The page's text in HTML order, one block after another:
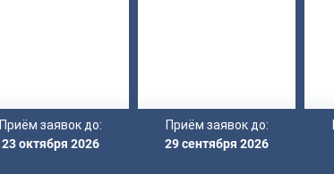
Приём заявок до:
23 октября 2026
Приём заявок до:
29 сентября 2026